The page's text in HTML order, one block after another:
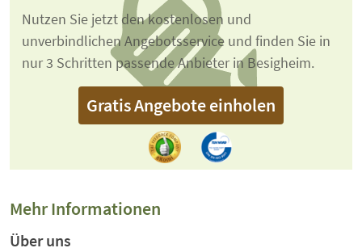
Nutzen Sie jetzt den kostenlosen und
unverbindlichen Angebotsservice und finden Sie in
nur 3 Schritten passende Anbieter in Besigheim.
Gratis Angebote einholen
Mehr Informationen
Über uns